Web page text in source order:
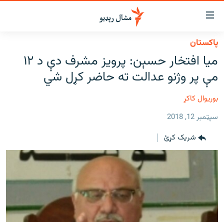
د
لاسرسي
ځای
عمومي
پاڼې
موضوع
ته
شئ
عمومي
لټون
ته
کور
لنډ خبرونه
پښتونخوا او قبایل
بلوچستان
پاکستان
افغانستان
ځانګړې مرکې، شننې
اوونیزې خپرونې
پاکستان
میا افتخار حسېن: پرویز مشرف دې د ۱۲
مې پر وژنو عدالت ته حاضر کړل شي
بوریوال کاکړ
سپټمبر 12, 2018
شریک کړئ